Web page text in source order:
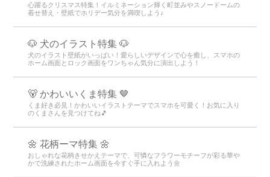
心躍るクリスマス特集！イルミネーション輝く町並みやスノードームの
着せ替え・壁紙でホリデー気分を満喫しよう♪
🐶 犬のイラスト特集 🐶
犬のイラスト壁紙がいっぱい！愛らしいデザインで心を癒し、スマホの
ホーム画面とロック画面をワンちゃん気分に演出しよう！
🐻 かわいいくま特集 🤎
くま好き必見！かわいいイラストテーマでスマホを可愛く！お気に入り
のくまさんを見つけてね🎵
🌼 花柄ーマ特集 🌼
おしゃれな花柄きせかえテーマで、可憐なフラワーモチーフが彩る華や
かで洗練されたホーム画面を今すぐ手に入れよう🌼